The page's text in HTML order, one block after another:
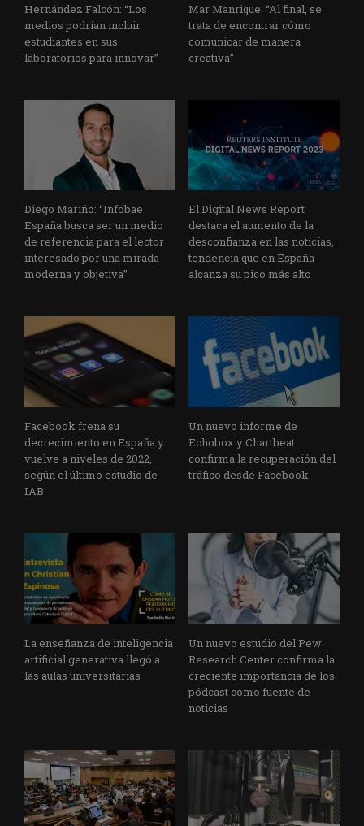
Hernández Falcón: “Los
medios podrían incluir
estudiantes en sus
laboratorios para innovar”
Mar Manrique: “Al final, se
trata de encontrar cómo
comunicar de manera
creativa”
Diego Mariño: “Infobae
España busca ser un medio
de referencia para el lector
interesado por una mirada
moderna y objetiva”
El Digital News Report
destaca el aumento de la
desconfianza en las noticias,
tendencia que en España
alcanza su pico más alto
Facebook frena su
decrecimiento en España y
vuelve a niveles de 2022,
según el último estudio de
IAB
Un nuevo informe de
Echobox y Chartbeat
confirma la recuperación del
tráfico desde Facebook
La enseñanza de inteligencia
artificial generativa llegó a
las aulas universitarias
Un nuevo estudio del Pew
Research Center confirma la
creciente importancia de los
pódcast como fuente de
noticias